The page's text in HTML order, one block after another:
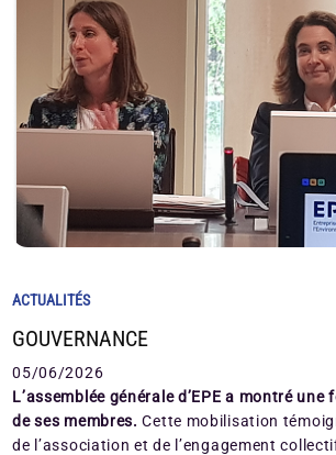
ACTUALITÉS
GOUVERNANCE
05/06/2026
L’assemblée générale d’EPE a montré
de ses membres.Cette mobilisation
de l’association et de l’engagement